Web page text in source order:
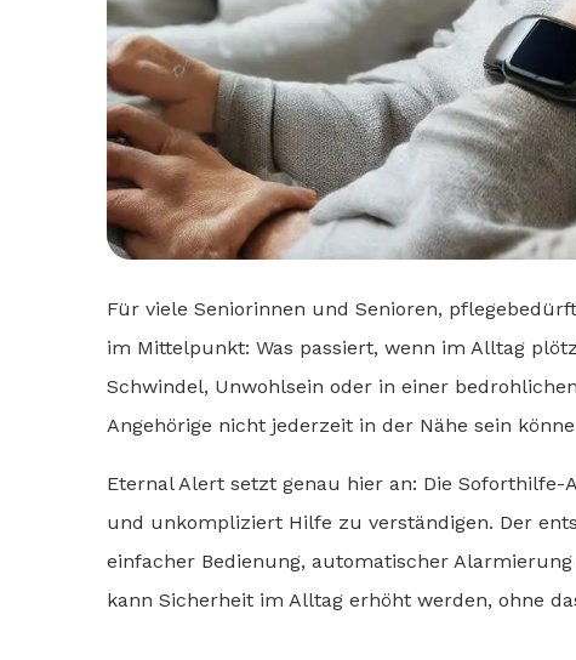
Für viele Seniorinnen und Senioren,
im Mittelpunkt: Was passiert, wenn im Alltag
Schwindel, Unwohlsein oder in einer
Angehörige nicht jederzeit in der Nähe sein
Eternal Alert setzt genau hier an: Die
und unkompliziert Hilfe zu verständigen. Der
einfacher Bedienung, automatischer
kann Sicherheit im Alltag erhöht werden, ohne